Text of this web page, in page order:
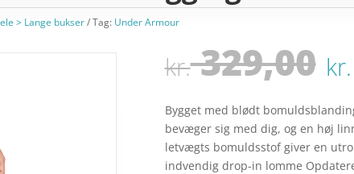
> Lange bukser Tag: Under Armour
kr.329,00 kr.
Bygget med blødt
bevæger sig med dig, og en høj
letvægts bomuldsstof giver en
indvendig drop-in lomme